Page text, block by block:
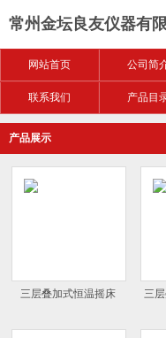
常州金坛良友仪器有
网站首页 公司简
联系我们 产品目
产品展示
三层叠加式恒温摇床 三